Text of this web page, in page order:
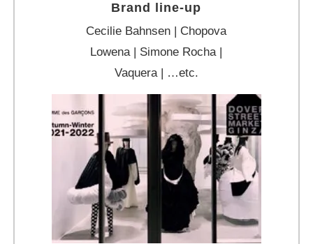
Brand line-up
Cecilie Bahnsen | Chopova
Lowena | Simone Rocha |
Vaquera | …etc.